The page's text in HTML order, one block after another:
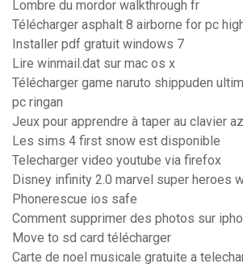
Lombre du mordor walkthrough fr
Télécharger asphalt 8 airborne for pc
Installer pdf gratuit windows 7
Lire winmail.dat sur mac os x
Télécharger game naruto shippuden
pc ringan
Jeux pour apprendre à taper au clavier
Les sims 4 first snow est disponible
Telecharger video youtube via firefox
Disney infinity 2.0 marvel super heroes
Phonerescue ios safe
Comment supprimer des photos sur
Move to sd card télécharger
Carte de noel musicale gratuite a